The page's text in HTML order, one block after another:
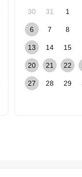
30 31 1
6 7 8
13 14 15
20 21 22
27 28 29